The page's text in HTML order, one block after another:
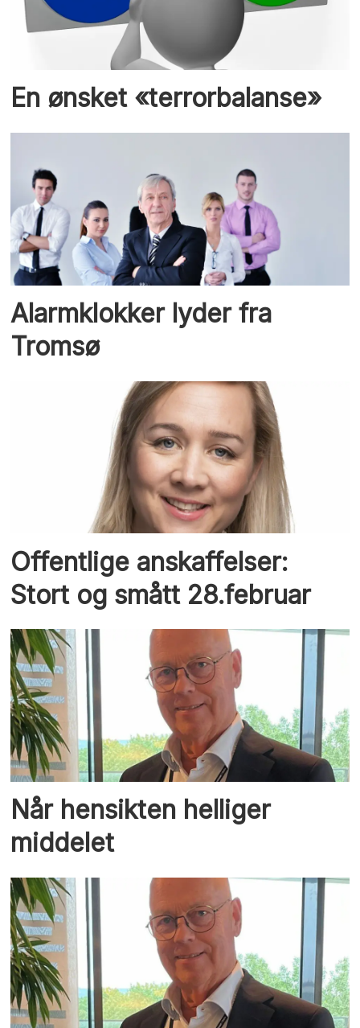
En ønsket «terrorbalanse»
Alarmklokker lyder fra
Tromsø
Offentlige anskaffelser:
Stort og smått 28.februar
Når hensikten helliger
middelet